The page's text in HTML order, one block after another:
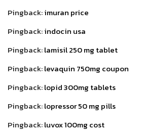
Pingback:imuran price
Pingback:indocin usa
Pingback:lamisil 250 mg tablet
Pingback:levaquin 750mg coupon
Pingback:lopid 300mg tablets
Pingback:lopressor 50 mg pills
Pingback:luvox 100mg cost